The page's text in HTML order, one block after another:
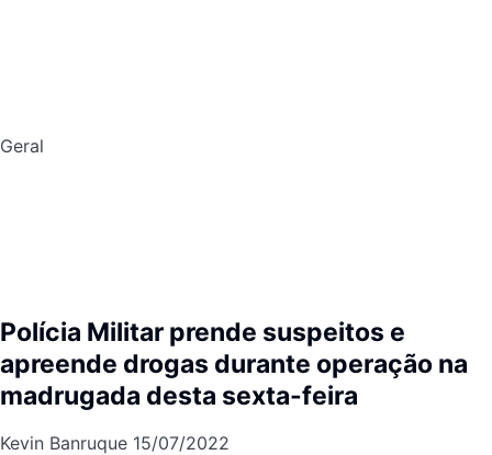
Geral
Polícia Militar prende suspeitos e
apreende drogas durante operação na
madrugada desta sexta-feira
Kevin Banruque 15/07/2022